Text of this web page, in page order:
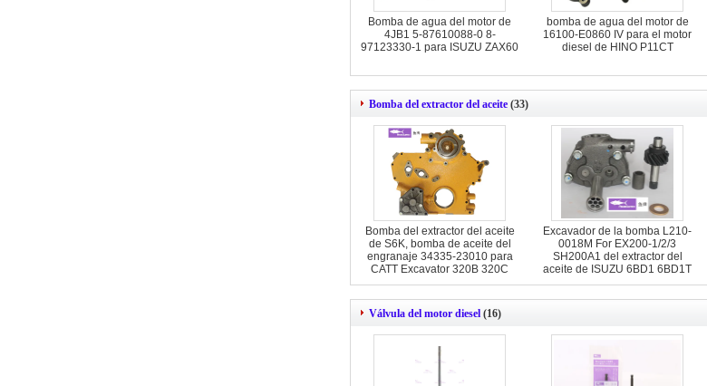
Bomba de agua del motor de
4JB1 5-87610088-0 8-
97123330-1 para ISUZU ZAX60
bomba de agua del motor de
16100-E0860 IV para el motor
diesel de HINO P11CT
Bomba del extractor del aceite (33)
Bomba del extractor del aceite
de S6K, bomba de aceite del
engranaje 34335-23010 para
CATT Excavator 320B 320C
Excavador de la bomba L210-
0018M For EX200-1/2/3
SH200A1 del extractor del
aceite de ISUZU 6BD1 6BD1T
Válvula del motor diesel (16)